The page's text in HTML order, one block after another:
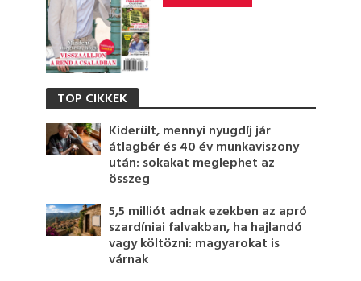
TOP CIKKEK
Kiderült, mennyi nyugdíj jár
átlagbér és 40 év munkaviszony
után: sokakat meglephet az
összeg
5,5 milliót adnak ezekben az apró
szardíniai falvakban, ha hajlandó
vagy költözni: magyarokat is
várnak